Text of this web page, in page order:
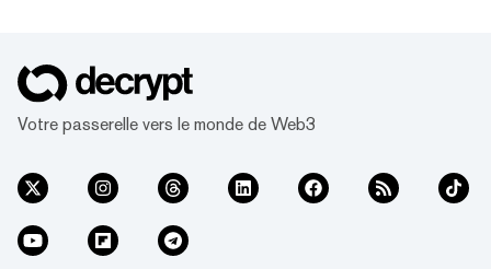
eu lieu au bloc 840000, à 22h45 UTC le 4
mars, le prix du Bitcoin Cash était de 574,90
$. Environ une demi-heure avant la
Votre passerelle vers le monde de Web3